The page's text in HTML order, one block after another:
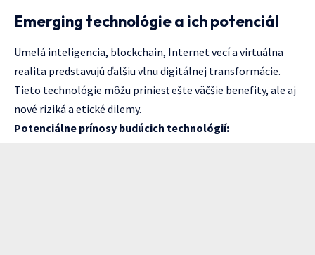
Emerging technológie a ich potenciál
Umelá inteligencia, blockchain, Internet vecí a virtuálna
realita predstavujú ďalšiu vlnu digitálnej transformácie.
Tieto technológie môžu priniesť ešte väčšie benefity, ale aj
nové riziká a etické dilemy.
Potenciálne prínosy budúcich technológií: